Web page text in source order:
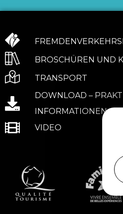
BROSCHÜREN UND
TRANSPORT
DOWNLOAD –
INFORMATIONEN
VIDEO